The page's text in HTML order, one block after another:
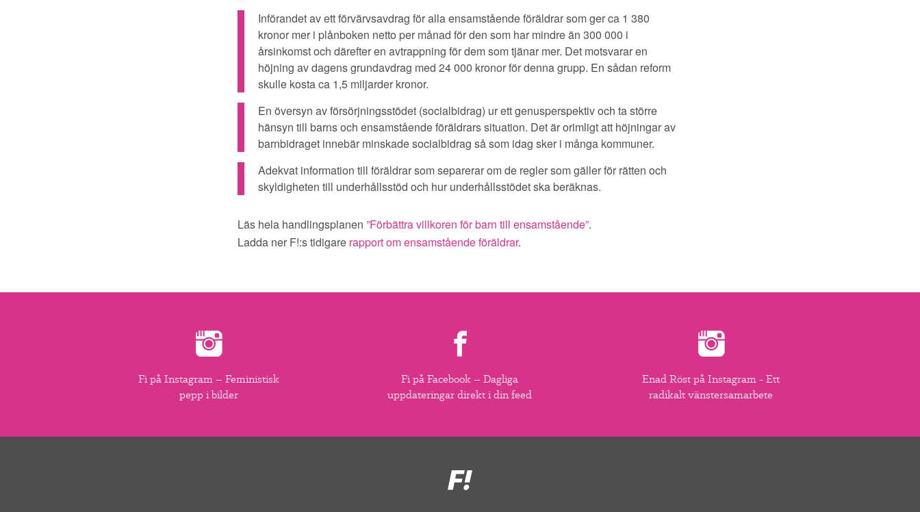
Införandet av ett förvärvsavdrag för alla ensamstående föräldrar som ger ca 1 380
kronor mer i plånboken netto per månad för den som har mindre än 300 000 i
årsinkomst och därefter en avtrappning för dem som tjänar mer. Det motsvarar en
höjning av dagens grundavdrag med 24 000 kronor för denna grupp. En sådan reform
skulle kosta ca 1,5 miljarder kronor.
En översyn av försörjningsstödet (socialbidrag) ur ett genusperspektiv och ta större
hänsyn till barns och ensamstående föräldrars situation. Det är orimligt att höjningar av
barnbidraget innebär minskade socialbidrag så som idag sker i många kommuner.
Adekvat information till föräldrar som separerar om de regler som gäller för rätten och
skyldigheten till underhållsstöd och hur underhållsstödet ska beräknas.
Läs hela handlingsplanen ”Förbättra villkoren för barn till ensamstående”.
Ladda ner F!:s tidigare rapport om ensamstående föräldrar.
Fi på Instagram – Feministisk
pepp i bilder
Fi på Facebook – Dagliga
uppdateringar direkt i din feed
Enad Röst på Instagram - Ett
radikalt vänstersamarbete
Feministiskt
initiativ